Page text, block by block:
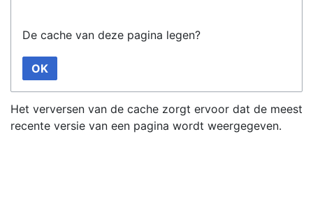
De cache van deze pagina legen?
OK
Het verversen van de cache zorgt ervoor dat de meest
recente versie van een pagina wordt weergegeven.